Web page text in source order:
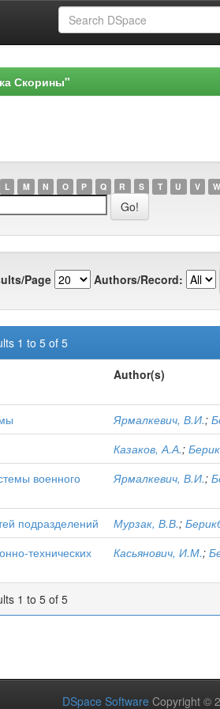
Скорины"
L M N O P Q R S T U V W
Page Authors/Record:
1 to 5 of 5
Author(s)
Ярмалкевич, В.И.;
Казаков, А.А.;
военного
Ярмалкевич, В.И.;
подразделений Мурзак, В.В.;
технических
Касьянович, И.М.;
1 to 5 of 5
DSpace Software Copyright ©